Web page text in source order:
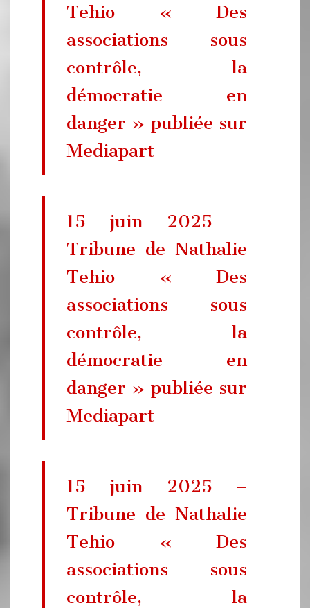
Tehio « Des
associations sous
contrôle, la
démocratie en
danger » publiée sur
Mediapart
15 juin 2025 –
Tribune de Nathalie
Tehio « Des
associations sous
contrôle, la
démocratie en
danger » publiée sur
Mediapart
15 juin 2025 –
Tribune de Nathalie
Tehio « Des
associations sous
contrôle, la